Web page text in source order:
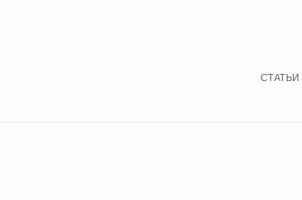
СТАТЬИ